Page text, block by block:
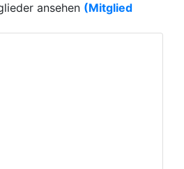
ansehen (Mitglied